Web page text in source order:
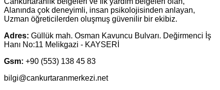
Alanında çok deneyimli, insan psikolojisinden anlayan,
Uzman öğreticilerden oluşmuş güvenilir bir ekibiz.
Adres: Güllük mah. Osman Kavuncu Bulvarı. Değirmenci İş
Hanı No:11 Melikgazi - KAYSERİ
Gsm: +90 (553) 138 45 83
bilgi@cankurtaranmerkezi.net